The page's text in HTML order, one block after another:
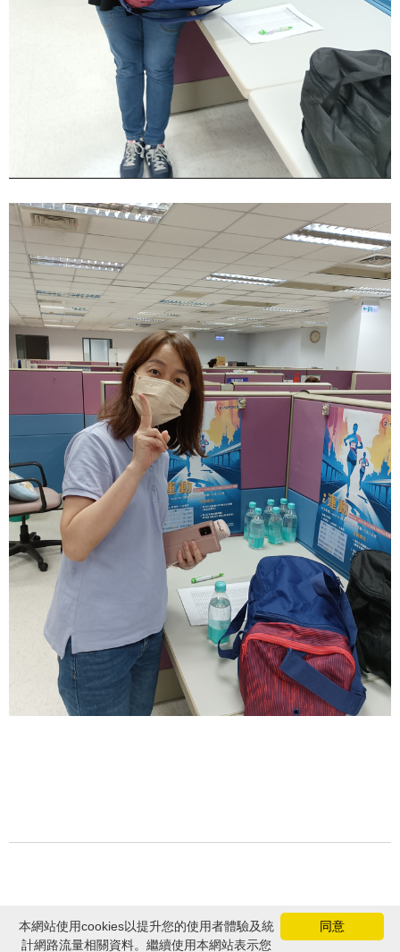
Copyright © Z-COM, Inc. 2026 .All Rights Reserved.
同意
本網站使用cookies以提升您的使用者體驗及統
計網路流量相關資料。繼續使用本網站表示您